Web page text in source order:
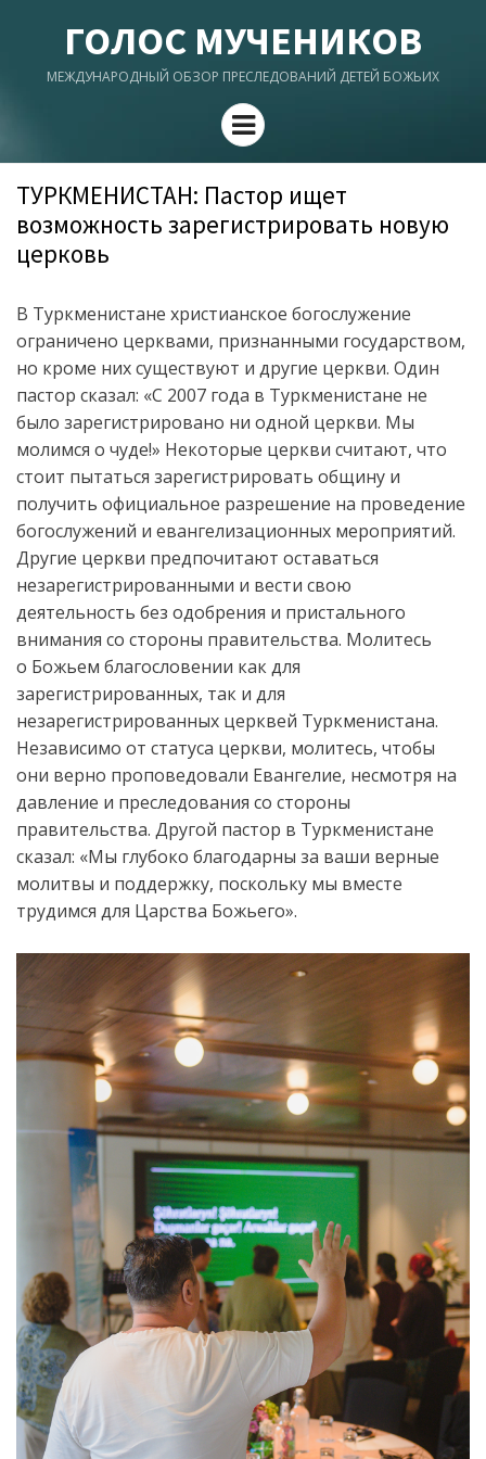
ГОЛОС МУЧЕНИКОВ
МЕЖДУНАРОДНЫЙ ОБЗОР ПРЕСЛЕДОВАНИЙ ДЕТЕЙ БОЖЬИХ
Menu
ТУРКМЕНИСТАН: Пастор ищет
возможность зарегистрировать новую
церковь
В Туркменистане христианское богослужение
ограничено церквами, признанными государством,
но кроме них существуют и другие церкви. Один
пастор сказал: «С 2007 года в Туркменистане не
было зарегистрировано ни одной церкви. Мы
молимся о чуде!» Некоторые церкви считают, что
стоит пытаться зарегистрировать общину и
получить официальное разрешение на проведение
богослужений и евангелизационных мероприятий.
Другие церкви предпочитают оставаться
незарегистрированными и вести свою
деятельность без одобрения и пристального
внимания со стороны правительства. Молитесь
о Божьем благословении как для
зарегистрированных, так и для
незарегистрированных церквей Туркменистана.
Независимо от статуса церкви, молитесь, чтобы
они верно проповедовали Евангелие, несмотря на
давление и преследования со стороны
правительства. Другой пастор в Туркменистане
сказал: «Мы глубоко благодарны за ваши верные
молитвы и поддержку, поскольку мы вместе
трудимся для Царства Божьего».